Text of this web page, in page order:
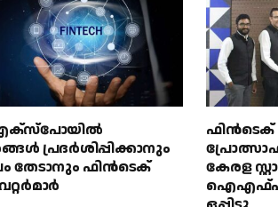
പ്രദർശിപ്പിക്കാനും
തേടാനും ഫിൻടെക്
ഫിൻടെക്
കേരള